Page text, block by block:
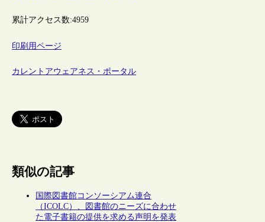
累計アクセス数:4959
印刷用ページ
カレントアウェアネス・ポータル
類似の記事
国際図書館コンソーシアム連合
（ICOLC）、図書館のニーズに合わせ
た電子書籍の提供を求める声明を発表